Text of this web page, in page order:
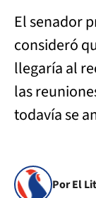
El senador
consideró
llegaría al
las
todavía se
Por El